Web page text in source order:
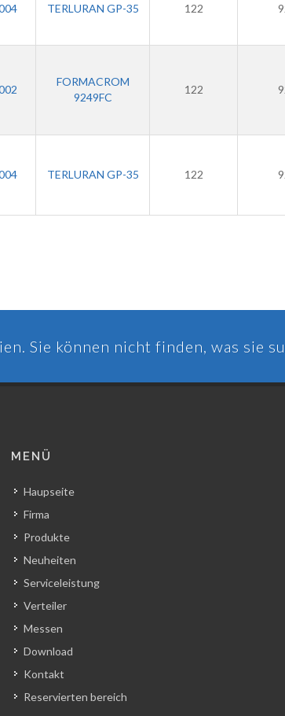
TERLURAN GP-35 122
FORMACROM
9249FC
122
TERLURAN GP-35 122
Sie können nicht finden, was sie
MENÜ
Haupseite
Firma
Produkte
Neuheiten
Serviceleistung
Verteiler
Messen
Download
Kontakt
Reservierten bereich